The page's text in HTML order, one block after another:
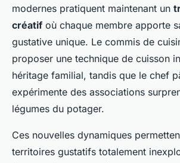
modernes pratiquent maintenant un
créatif où chaque membre apporte
gustative unique. Le commis de
proposer une technique de cuisson
héritage familial, tandis que le chef
expérimente des associations
légumes du potager.
Ces nouvelles dynamiques
territoires gustatifs totalement